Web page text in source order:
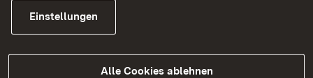
Energieverbrauchsrelevante
Einstellungen
Alle Cookies ablehnen